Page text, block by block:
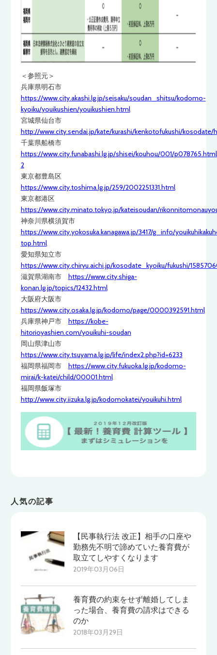
＜参照元＞
兵庫県明石市
https://www.city.akashi.lg.jp/seisaku/soudan_shitsu/kodomo-
kyoiku/youikushien/youikushien.html
宮城県仙台市
http://www.city.sendai.jp/kate/kurashi/kenkotofukushi/
千葉県船橋市
https://www.city.funabashi.lg.jp/shisei/kouhou/001/
2
東京都豊島区
https://www.city.toshima.lg.jp/259/2002251331.html
東京都港区
https://www.city.minato.tokyo.jp/kateisoudan/
神奈川県横須賀市
https://www.city.yokosuka.kanagawa.jp/3417/g_info/
top.html
愛知県知立市
https://www.city.chiryu.aichi.jp/kosodate_kyoiku/fukushi/
滋賀県湖南市 https://www.city.shiga-
konan.lg.jp/topics/12432.html
大阪府大阪市
https://www.city.osaka.lg.jp/kodomo/page/0000392591.html
兵庫県神戸市 https://kobe-
hitorioyashien.com/youikuhi-soudan
岡山県津山市
https://www.city.tsuyama.lg.jp/life/index2.php?id=6233
福岡県福岡市 https://www.city.fukuoka.lg.jp/kodomo-
mirai/k-katei/child/00001.html
福岡県飯塚市
http://www.city.iizuka.lg.jp/kodomokatei/youikuhi.html
人気の記事
【民事執行法 改正】相手の口座や
勤務先不明で諦めていた養育費が
取立てしやすくなります
2019年03月06日
養育費の約束をせず離婚してしま
った場合、養育費の請求はできる
のか
2018年03月29日